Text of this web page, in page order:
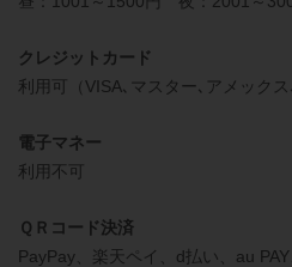
クレジットカード
利用可（VISA､マスター､アメックス
電子マネー
利用不可
ＱＲコード決済
PayPay、楽天ペイ、d払い、au